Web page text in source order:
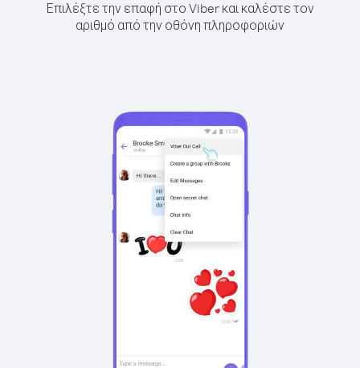
Επιλέξτε την επαφή στο Viber και καλέστε τον
αριθμό από την οθόνη πληροφοριών